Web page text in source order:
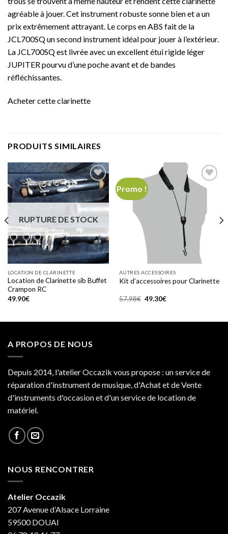
agréable à jouer. Cet instrument robuste sonne bien et a un
prix extrêmement attrayant. Le corps en ABS fait de la
JCL700SQ un second instrument idéal pour jouer à l’extérieur.
La JCL700SQ est livrée avec un excellent étui rigide léger
JUPITER pourvu d’une poche avant et de bandes
réfléchissantes.
Acheter cette clarinette
PRODUITS SIMILAIRES
wishlist
RUPTURE DE STOCK
LOCATION DE CLARINETTE
Location de Clarinette sib Buffet
Crampon RC
49.90€
Promo !
wishlist
AUTRES ACCESSOIRES
Kit d’accessoires pour Clarinette
57.98€ Le
49.30€Le
A PROPOS DE NOUS
Depuis 2014, l'atelier Occazik vous propose : un service de
réparation d'instrument de musique, d'Achat et de Vente
d'instruments d'occasion et d'un service de location de
matériel.
NOUS RENCONTRER
Atelier Occazik
207 Avenue d’Alsace Lorraine
59500 DOUAI